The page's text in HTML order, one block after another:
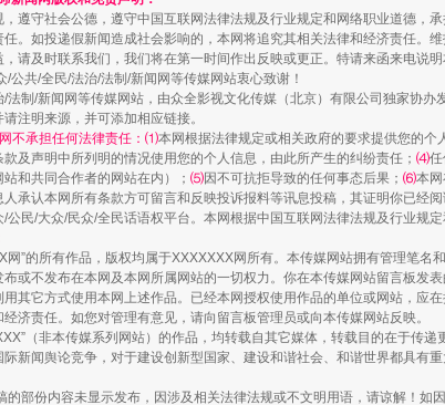
好声名
走近一线检察官
遵守社会公德，遵守中国互联网法律法规及行业规定和网络职业道德，
。如投递假新闻造成社会影响的，本网将追究其相关法律和经济责任。
请及时联系我们，我们将在第一时间作出反映或更正。特请来函来电说
/公共/全民/法治/法制/新闻网等传媒网站衷心致谢！
法制/新闻网等传媒网站，由众全影视文化传媒（北京）有限公司独家协
注明来源，并可添加相应链接。
不承担任何法律责任：⑴本网根据法律规定或相关政府的要求提供您的个
及声明中所列明的情况使用您的个人信息，由此所产生的纠纷责任； ⑷
和共同合作者的网站在内）； ⑸因不可抗拒导致的任何事态后果； ⑹本网
承认本网所有条款方可留言和反映投诉报料等讯息投稿，其证明你已经
民/大众/民众/全民话语权平台。本网根据中国互联网法律法规及行业规
网”的所有作品，版权均属于XXXXXXX网所有。本传媒网站拥有管理笔
或不发布在本网及本网所属网站的一切权力。你在本传媒网站留言板发
其它方式使用本网上述作品。已经本网授权使用作品的单位或网站，应
济责任。如您对管理有意见，请向留言板管理员或向本传媒网站反映。
（非本传媒系列网站）的作品，均转载自其它媒体，转载目的在于传
新闻舆论竞争，对于建设创新型国家、建设和谐社会、和谐世界都具有
的部份内容未显示发布，因涉及相关法律法规或不文明用语，请谅解！如